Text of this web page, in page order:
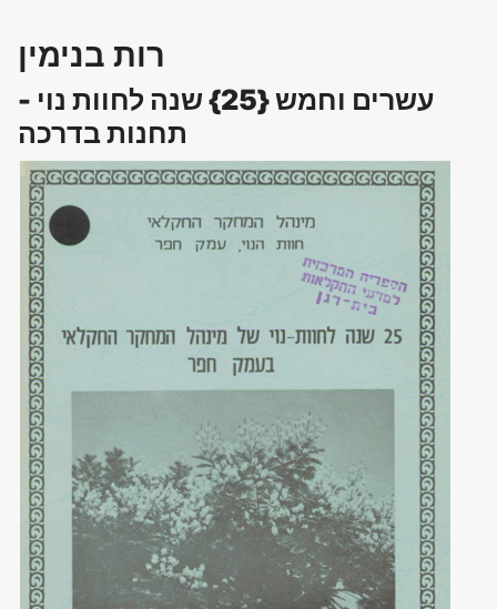
רות בנימין
עשרים וחמש {25} שנה לחוות נוי -
תחנות בדרכה